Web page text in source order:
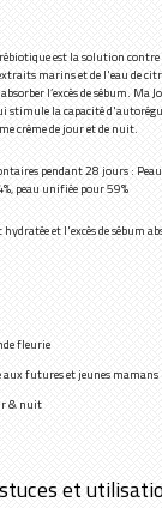
est la solution
marins et de l'eau de
l’excès de sébum. Ma
stimule la capacité
crème de jour et de nuit.
pendant 28 jours :
peau unifiée pour 59%
hydratée et l'excès de sébum
fleurie
futures et jeunes mamans
& nuit
et